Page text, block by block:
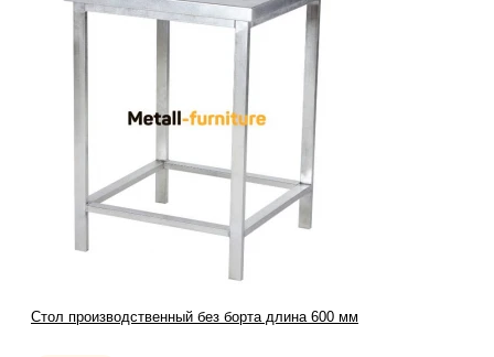
Стол производственный без борта длина 600 мм